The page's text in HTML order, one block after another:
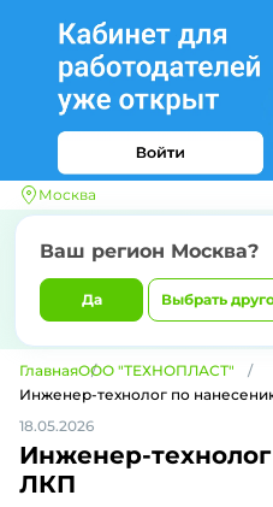
Москва
Ваш регион Москва?
Да Выбрать
ГлавнаяООО "ТЕХНОПЛАСТ"
Инженер-технолог по
18.05.2026
Инженер-
ЛКП